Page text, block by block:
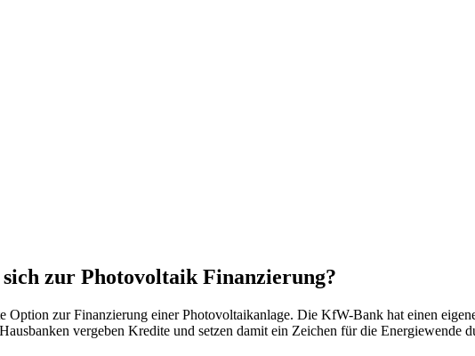
zur Photovoltaik Finanzierung?
Option zur Finanzierung einer Photovoltaikanlage. Die KfW-Bank hat einen
vergeben Kredite und setzen damit ein Zeichen für die Energiewende